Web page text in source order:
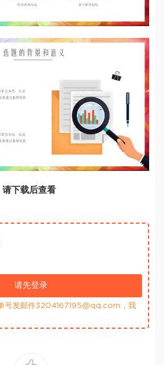
请下载后查看
请先登录
号发邮件3204167195@qq.com，我